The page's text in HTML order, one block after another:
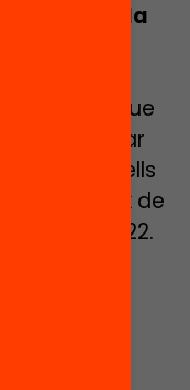
30% de la
8
habitants que
escolar
tenir nivells
(índex de
2022.